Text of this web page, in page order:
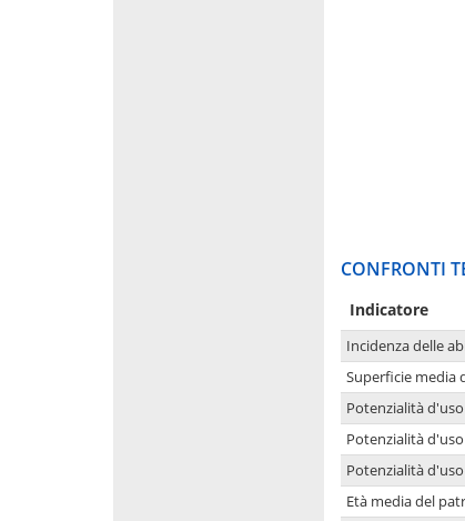
CONFRONTI
Indicatore
Incidenza delle
Superficie media
Potenzialità
Potenzialità
Potenzialità
Età media del